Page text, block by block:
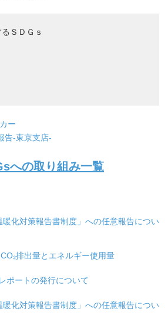
ＳＤＧｓ
ー
告-東京支店-
への取り組み一覧
化対策報告書制度」への任意報告につい
排出量とエネルギー使用量
ポートの発行について
化対策報告書制度」への任意報告につい